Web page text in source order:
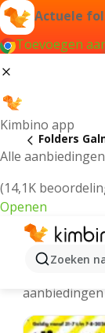
Actuele
Toevoegen
Kimbino app
Alle
(14,1K
Openen
Zoeken
Folders